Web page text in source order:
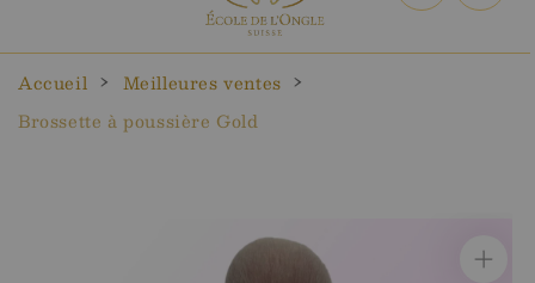
Accueil
Meilleures ventes
Brossette à poussière Gold